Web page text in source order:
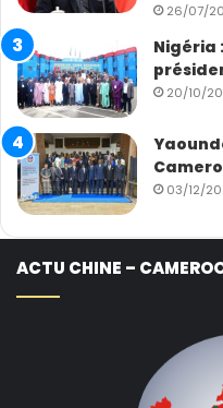
26/07/
Nigéria
20/10/
03/12/
ACTU CHINE –